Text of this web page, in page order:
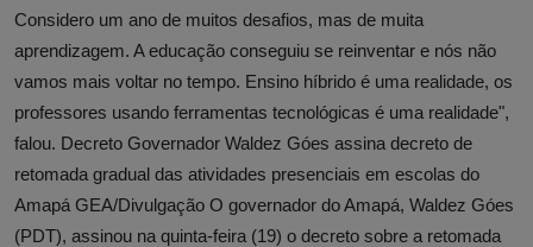
Considero um ano de muitos desafios, mas de muita
aprendizagem. A educação conseguiu se reinventar e nós não
vamos mais voltar no tempo. Ensino híbrido é uma realidade, os
professores usando ferramentas tecnológicas é uma realidade",
falou. Decreto Governador Waldez Góes assina decreto de
retomada gradual das atividades presenciais em escolas do
Amapá GEA/Divulgação O governador do Amapá, Waldez Góes
(PDT), assinou na quinta-feira (19) o decreto sobre a retomada